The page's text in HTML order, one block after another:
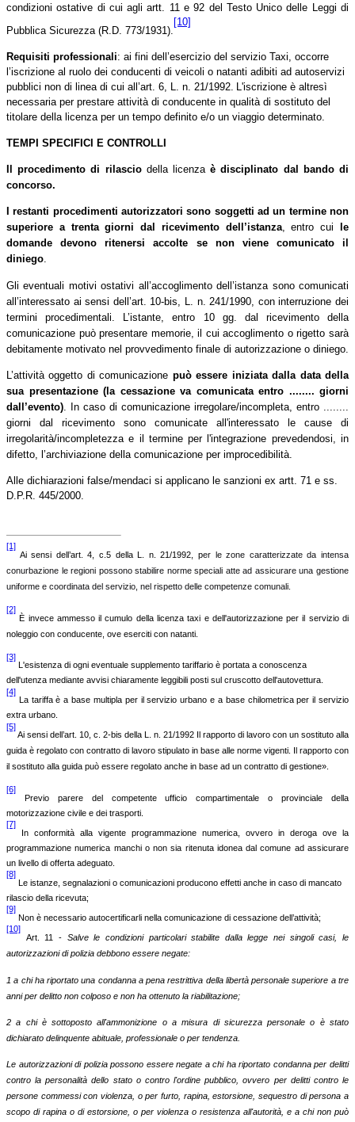
condizioni ostative di cui agli artt. 11 e 92 del Testo Unico delle Leggi di
Pubblica Sicurezza (R.D. 773/1931).
[10]
Requisiti professionali: ai fini dell’esercizio del servizio Taxi, occorre
l’iscrizione al ruolo dei conducenti di veicoli o natanti adibiti ad autoservizi
pubblici non di linea di cui all’art. 6, L. n. 21/1992. L'iscrizione è altresì
necessaria per prestare attività di conducente in qualità di sostituto del
titolare della licenza per un tempo definito e/o un viaggio determinato.
TEMPI SPECIFICI E CONTROLLI
Il procedimento di rilascio della licenza è disciplinato dal bando di
concorso.
I restanti procedimenti autorizzatori sono soggetti ad un termine non
superiore a trenta giorni dal ricevimento dell’istanza, entro cui
le
domande devono ritenersi accolte se non viene comunicato il
diniego.
Gli eventuali motivi ostativi all’accoglimento dell’istanza sono comunicati
all’interessato ai sensi dell’art. 10-bis, L. n. 241/1990, con interruzione dei
termini procedimentali. L’istante, entro 10 gg. dal ricevimento della
comunicazione può presentare memorie, il cui accoglimento o rigetto sarà
debitamente motivato nel provvedimento finale di autorizzazione o diniego.
L’attività oggetto di comunicazione può essere iniziata dalla data della
sua presentazione (la cessazione va comunicata entro ........ giorni
dall’evento) . In caso di comunicazione irregolare/incompleta, entro ........
giorni dal ricevimento sono comunicate all'interessato le cause di
irregolarità/incompletezza e il termine per l'integrazione prevedendosi, in
difetto, l’archiviazione della comunicazione per improcedibilità.
Alle dichiarazioni false/mendaci si applicano le sanzioni ex artt. 71 e ss.
D.P.R. 445/2000.
[1]
Ai sensi dell’art. 4, c.5 della L. n. 21/1992, per le zone caratterizzate da intensa
conurbazione le regioni possono stabilire norme speciali atte ad assicurare una gestione
uniforme e coordinata del servizio, nel rispetto delle competenze comunali.
[2]
È invece ammesso il cumulo della licenza taxi e dell'autorizzazione per il servizio di
noleggio con conducente, ove eserciti con natanti.
[3]
L'esistenza di ogni eventuale supplemento tariffario è portata a conoscenza
dell'utenza mediante avvisi chiaramente leggibili posti sul cruscotto dell'autovettura.
[4]
La tariffa è a base multipla per il servizio urbano e a base chilometrica per il servizio
extra urbano.
[5]
Ai sensi dell’art. 10, c. 2-bis della L. n. 21/1992
Il rapporto di lavoro con un sostituto alla
guida è regolato con contratto di lavoro stipulato in base alle norme vigenti. Il rapporto con
il sostituto alla guida può essere regolato anche in base ad un contratto di gestione».
[6]
Previo parere del competente ufficio compartimentale o provinciale della
motorizzazione civile e dei trasporti.
[7]
In conformità alla vigente programmazione numerica, ovvero in deroga ove la
programmazione numerica manchi o non sia ritenuta idonea dal comune ad assicurare
un livello di offerta adeguato.
[8]
Le istanze, segnalazioni o comunicazioni producono effetti anche in caso di mancato
rilascio della ricevuta;
[9]
Non è necessario autocertificarli nella comunicazione di cessazione dell’attività;
[10]
Art. 11 - Salve le condizioni particolari stabilite dalla legge nei singoli casi, le
autorizzazioni di polizia debbono essere negate:
1 a chi ha riportato una condanna a pena restrittiva della libertà personale superiore a tre
anni per delitto non colposo e non ha ottenuto la riabilitazione;
2 a chi è sottoposto all'ammonizione o a misura di sicurezza personale o è stato
dichiarato delinquente abituale, professionale o per tendenza.
Le autorizzazioni di polizia possono essere negate a chi ha riportato condanna per delitti
contro la personalità dello stato o contro l'ordine pubblico, ovvero per delitti contro le
persone commessi con violenza, o per furto, rapina, estorsione, sequestro di persona a
scopo di rapina o di estorsione, o per violenza o resistenza all'autorità, e a chi non può